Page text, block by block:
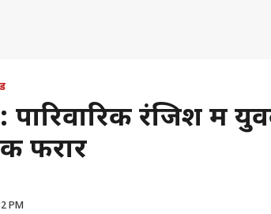
रंजिश में
फरार
PM